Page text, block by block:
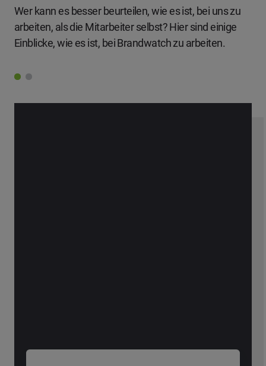
Wer kann es besser beurteilen, wie es ist, bei uns zu
arbeiten, als die Mitarbeiter selbst? Hier sind einige
Einblicke, wie es ist, bei Brandwatch zu arbeiten.